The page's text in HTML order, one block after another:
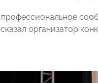
организатор